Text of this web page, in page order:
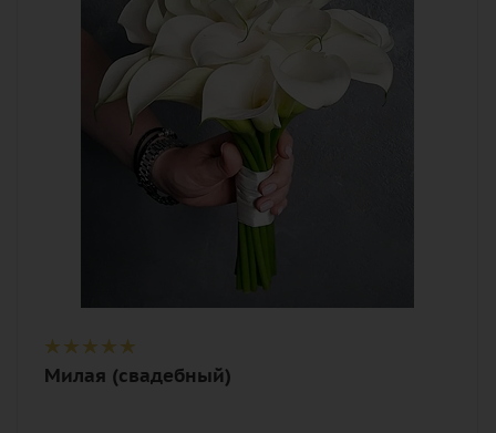
белый, кремовый, нежный
калла, лента
Милая (свадебный)